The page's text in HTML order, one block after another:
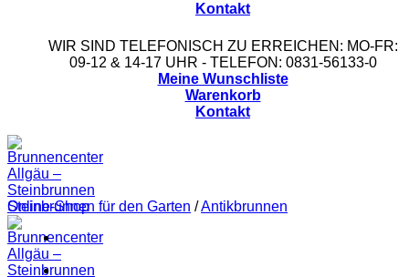
Kontakt
WIR SIND TELEFONISCH ZU ERREICHEN: MO-FR:
09-12 & 14-17 UHR - TELEFON: 0831-56133-0
Meine Wunschliste
Warenkorb
Kontakt
Steinbrunnen für den Garten /Antikbrunnen